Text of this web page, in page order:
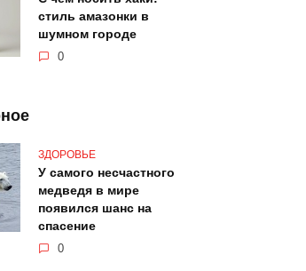
стиль амазонки в
шумном городе
0
ЗДОРОВЬЕ
У самого несчастного
медведя в мире
появился шанс на
спасение
0